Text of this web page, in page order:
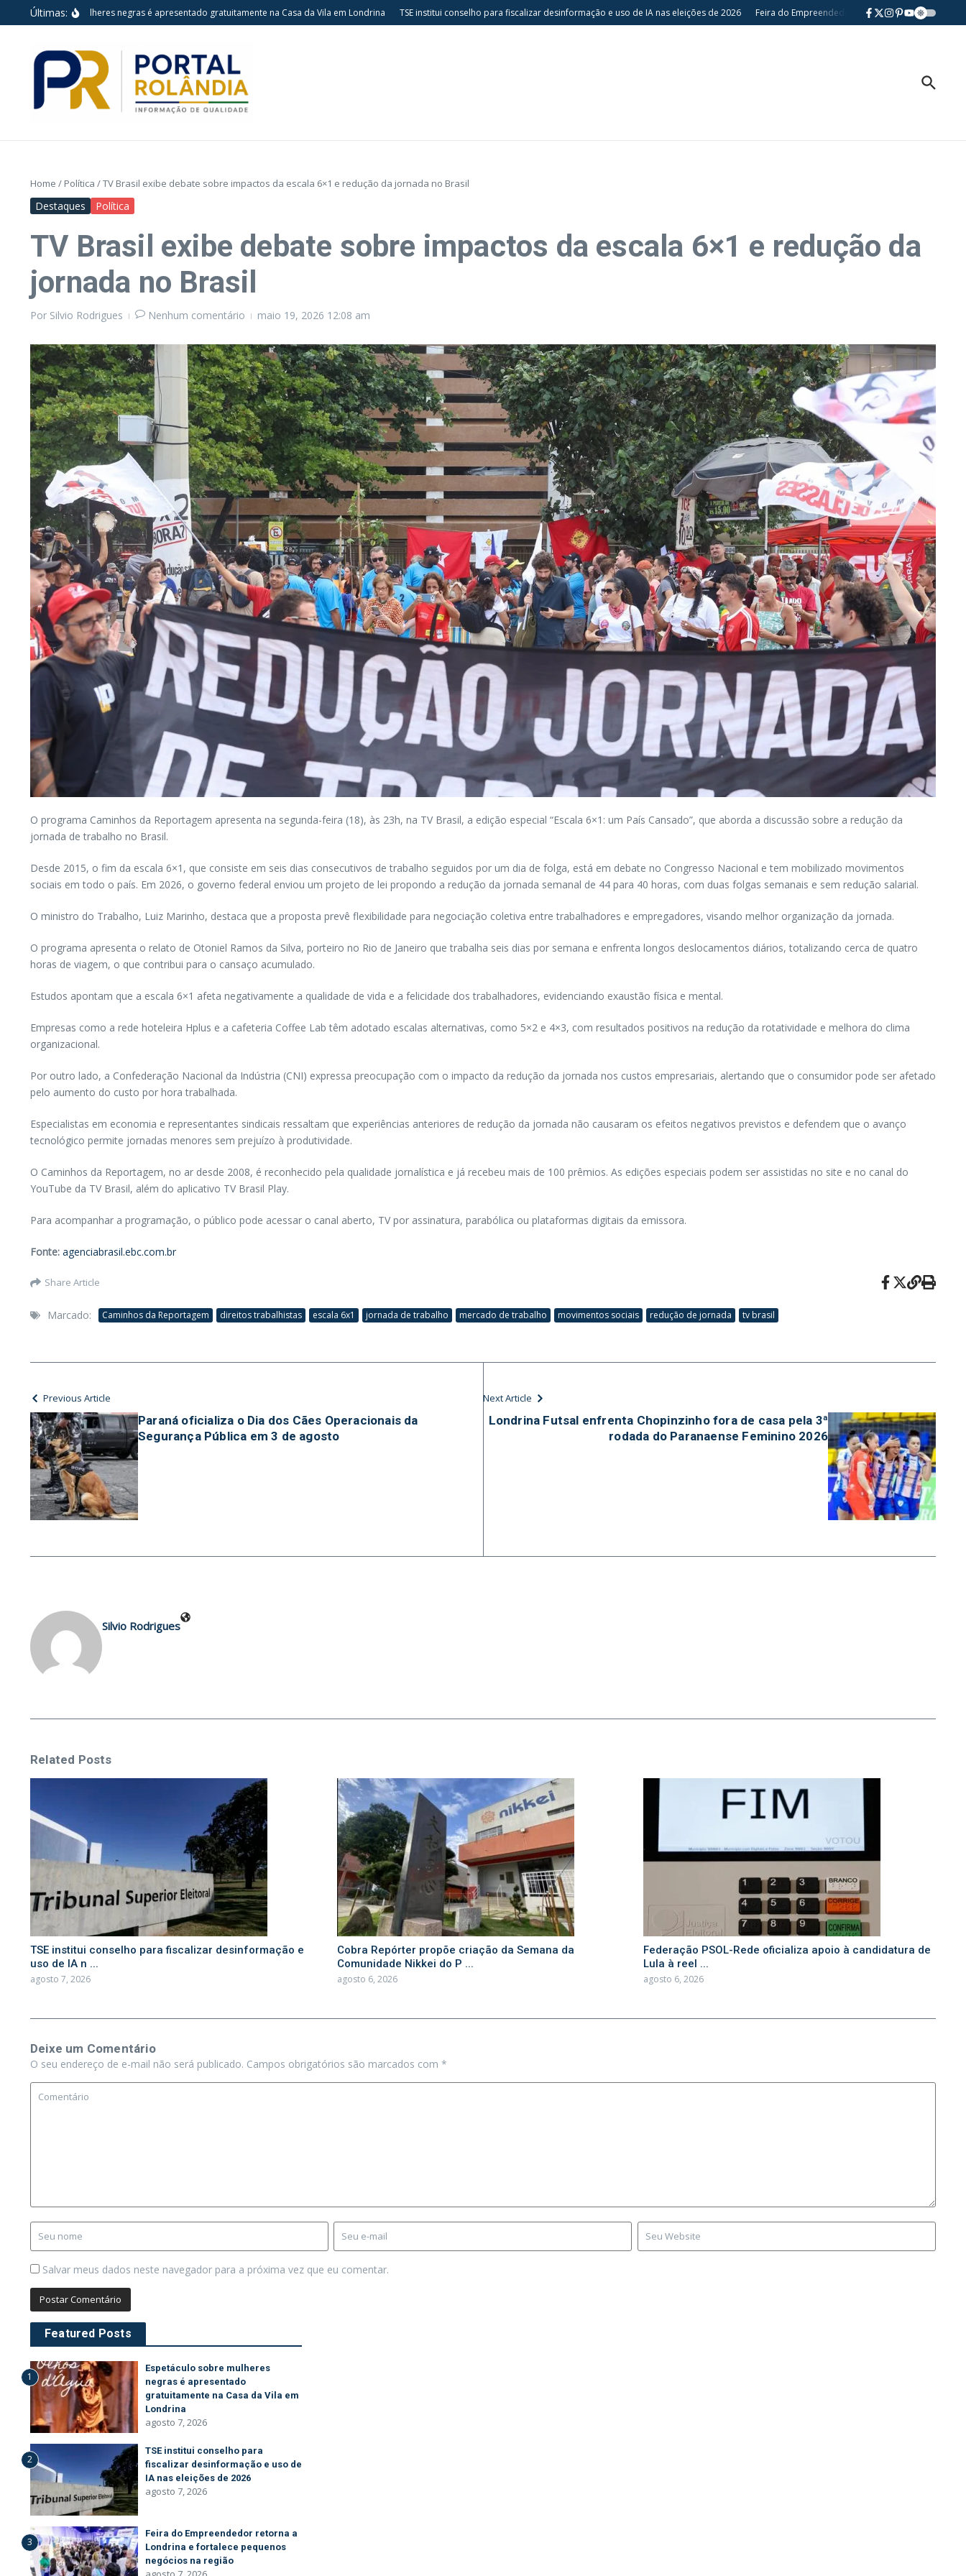
Ir para o conteúdo
Últimas:
sobre mulheres negras é apresentado gratuitamente na Casa da Vila em Londrina TSE institui conselho para fiscalizar desinformação e uso de IA nas eleições de 2026 Feira do Empreendedor retorna a Londrina e fortalece
Home / Política /TV Brasil exibe debate sobre impactos da escala 6×1 e redução da jornada no Brasil
Destaques Política
TV Brasil exibe debate sobre impactos da escala 6×1 e redução da
jornada no Brasil
Por Silvio Rodrigues Nenhum comentário maio 19, 2026 12:08 am
O programa Caminhos da Reportagem apresenta na segunda-feira (18), às 23h, na TV Brasil, a edição especial “Escala 6×1: um País Cansado”, que aborda a discussão sobre a redução da
jornada de trabalho no Brasil.
Desde 2015, o fim da escala 6×1, que consiste em seis dias consecutivos de trabalho seguidos por um dia de folga, está em debate no Congresso Nacional e tem mobilizado movimentos
sociais em todo o país. Em 2026, o governo federal enviou um projeto de lei propondo a redução da jornada semanal de 44 para 40 horas, com duas folgas semanais e sem redução salarial.
O ministro do Trabalho, Luiz Marinho, destaca que a proposta prevê flexibilidade para negociação coletiva entre trabalhadores e empregadores, visando melhor organização da jornada.
O programa apresenta o relato de Otoniel Ramos da Silva, porteiro no Rio de Janeiro que trabalha seis dias por semana e enfrenta longos deslocamentos diários, totalizando cerca de quatro
horas de viagem, o que contribui para o cansaço acumulado.
Estudos apontam que a escala 6×1 afeta negativamente a qualidade de vida e a felicidade dos trabalhadores, evidenciando exaustão física e mental.
Empresas como a rede hoteleira Hplus e a cafeteria Coffee Lab têm adotado escalas alternativas, como 5×2 e 4×3, com resultados positivos na redução da rotatividade e melhora do clima
organizacional.
Por outro lado, a Confederação Nacional da Indústria (CNI) expressa preocupação com o impacto da redução da jornada nos custos empresariais, alertando que o consumidor pode ser afetado
pelo aumento do custo por hora trabalhada.
Especialistas em economia e representantes sindicais ressaltam que experiências anteriores de redução da jornada não causaram os efeitos negativos previstos e defendem que o avanço
tecnológico permite jornadas menores sem prejuízo à produtividade.
O Caminhos da Reportagem, no ar desde 2008, é reconhecido pela qualidade jornalística e já recebeu mais de 100 prêmios. As edições especiais podem ser assistidas no site e no canal do
YouTube da TV Brasil, além do aplicativo TV Brasil Play.
Para acompanhar a programação, o público pode acessar o canal aberto, TV por assinatura, parabólica ou plataformas digitais da emissora.
Fonte: agenciabrasil.ebc.com.br
Share Article
Marcado: Caminhos da Reportagem direitos trabalhistas escala 6x1 jornada de trabalho mercado de trabalho movimentos sociais redução de jornada tv brasil
Previous Article
Paraná oficializa o Dia dos Cães Operacionais da
Segurança Pública em 3 de agosto
Next Article
Londrina Futsal enfrenta Chopinzinho fora de casa pela 3ª
rodada do Paranaense Feminino 2026
Silvio Rodrigues
Related Posts
TSE institui conselho para fiscalizar desinformação e
uso de IA n ...
agosto 7, 2026
Cobra Repórter propõe criação da Semana da
Comunidade Nikkei do P ...
agosto 6, 2026
Federação PSOL-Rede oficializa apoio à candidatura de
Lula à reel ...
agosto 6, 2026
Deixe um Comentário
O seu endereço de e-mail não será publicado. Campos obrigatórios são marcados com *
Salvar meus dados neste navegador para a próxima vez que eu comentar.
Featured Posts
1
Espetáculo sobre mulheres
negras é apresentado
gratuitamente na Casa da Vila em
Londrina
agosto 7, 2026
2
TSE institui conselho para
fiscalizar desinformação e uso de
IA nas eleições de 2026
agosto 7, 2026
3
Feira do Empreendedor retorna a
Londrina e fortalece pequenos
negócios na região